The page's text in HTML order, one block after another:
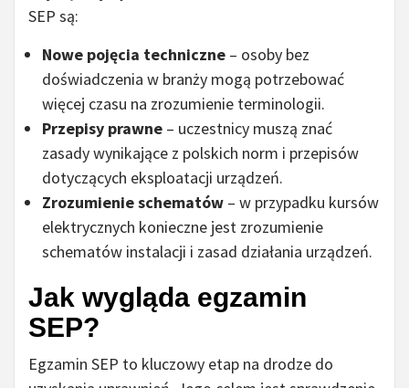
SEP są:
Nowe pojęcia techniczne – osoby bez
doświadczenia w branży mogą potrzebować
więcej czasu na zrozumienie terminologii.
Przepisy prawne – uczestnicy muszą znać
zasady wynikające z polskich norm i przepisów
dotyczących eksploatacji urządzeń.
Zrozumienie schematów – w przypadku kursów
elektrycznych konieczne jest zrozumienie
schematów instalacji i zasad działania urządzeń.
Jak wygląda egzamin
SEP?
Egzamin SEP to kluczowy etap na drodze do